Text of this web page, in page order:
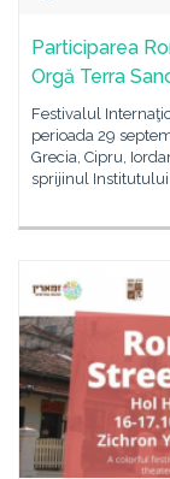
Participarea
Orgă Terra
Festivalul
perioada 29
Grecia, Cipru,
sprijinul